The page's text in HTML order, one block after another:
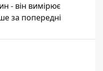
- він вимірює
за попередні